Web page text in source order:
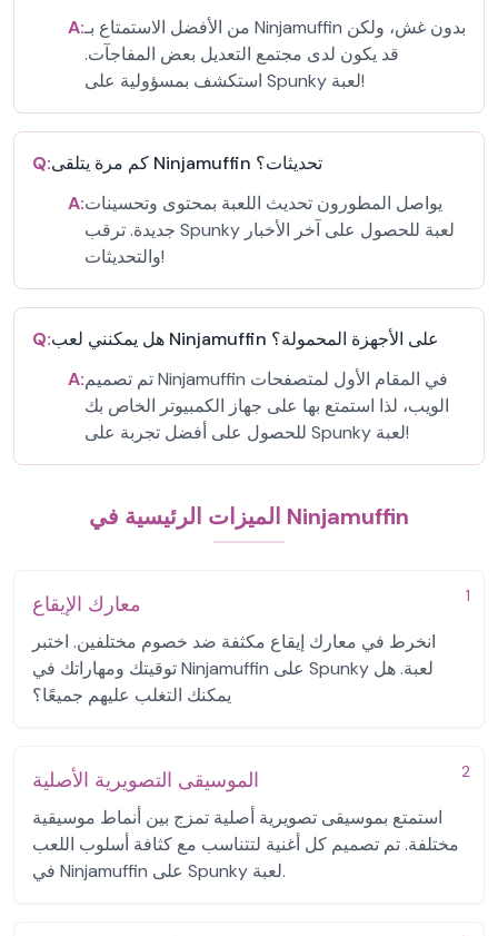
A:من الأفضل الاستمتاع بـ Ninjamuffin بدون غش، ولكن
قد يكون لدى مجتمع التعديل بعض المفاجآت.
استكشف بمسؤولية على Spunky لعبة!
Q:
كم مرة يتلقى Ninjamuffin تحديثات؟
A:يواصل المطورون تحديث اللعبة بمحتوى وتحسينات
جديدة. ترقب Spunky لعبة للحصول على آخر الأخبار
والتحديثات!
Q:
هل يمكنني لعب Ninjamuffin على الأجهزة المحمولة؟
A:تم تصميم Ninjamuffin في المقام الأول لمتصفحات
الويب، لذا استمتع بها على جهاز الكمبيوتر الخاص بك
للحصول على أفضل تجربة على Spunky لعبة!
الميزات الرئيسية في Ninjamuffin
1 معارك الإيقاع
انخرط في معارك إيقاع مكثفة ضد خصوم مختلفين. اختبر
توقيتك ومهاراتك في Ninjamuffin على Spunky لعبة. هل
يمكنك التغلب عليهم جميعًا؟
2 الموسيقى التصويرية الأصلية
استمتع بموسيقى تصويرية أصلية تمزج بين أنماط موسيقية
مختلفة. تم تصميم كل أغنية لتتناسب مع كثافة أسلوب اللعب
في Ninjamuffin على Spunky لعبة.